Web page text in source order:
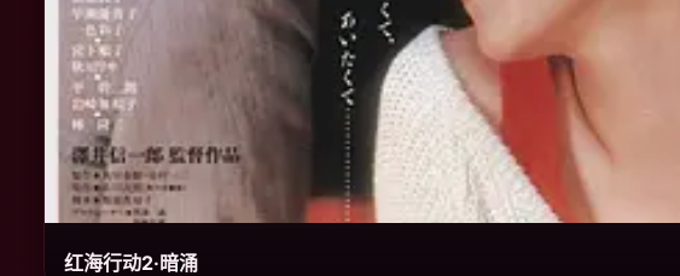
红海行动2·暗涌